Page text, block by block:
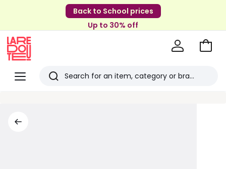
Back to School prices
Up to 30% off
Menu
Redoute
Search
Go